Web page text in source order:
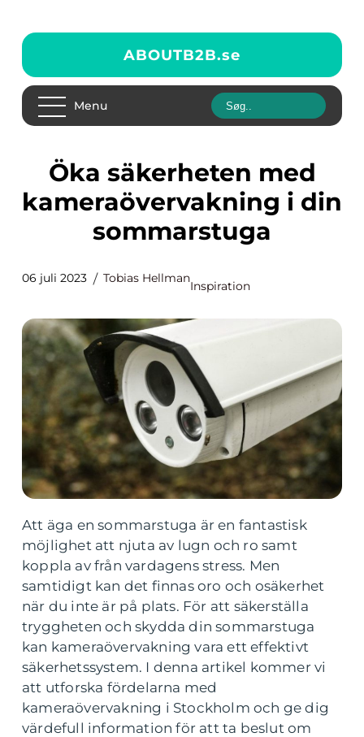
ABOUTB2B.se
Menu
Öka säkerheten med
kameraövervakning i din
sommarstuga
06 juli 2023 Tobias Hellman
Inspiration
Att äga en sommarstuga är en fantastisk
möjlighet att njuta av lugn och ro samt
koppla av från vardagens stress. Men
samtidigt kan det finnas oro och osäkerhet
när du inte är på plats. För att säkerställa
tryggheten och skydda din sommarstuga
kan kameraövervakning vara ett effektivt
säkerhetssystem. I denna artikel kommer vi
att utforska fördelarna med
kameraövervakning i Stockholm och ge dig
värdefull information för att ta beslut om